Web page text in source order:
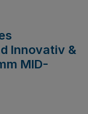
Innovativ &
MID-